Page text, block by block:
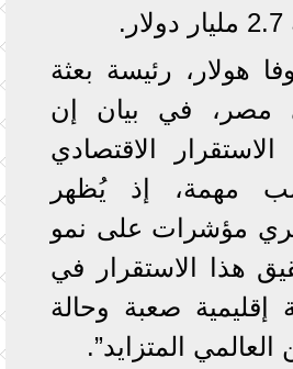
هولار، رئيسة بعثة
مصر، في بيان إن
الاقتصادي
مهمة، إذ يُظهر
مؤشرات على نمو
هذا الاستقرار في
إقليمية صعبة وحالة
المتزايد”.